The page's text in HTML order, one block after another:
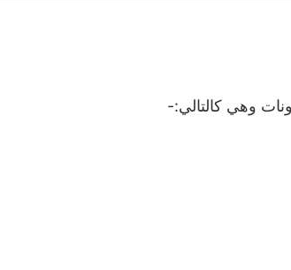
وهي كالتالي:-